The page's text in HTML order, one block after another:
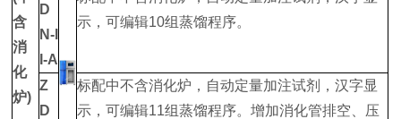
含
消
化
炉)
D
N-I
I-A
示，可编辑10组蒸馏程序。
Z
D
标配中不含消化炉，自动定量加注试剂，汉字显
示，可编辑11组蒸馏程序。增加消化管排空、压